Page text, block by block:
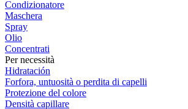
Condizionatore
Maschera
Spray
Olio
Concentrati
Per necessità
Hidratación
Forfora, untuosità o perdita di capelli
Protezione del colore
Densità capillare